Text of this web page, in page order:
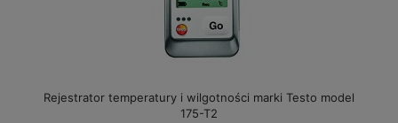
Rejestrator temperatury i wilgotności marki Testo model
175-T2